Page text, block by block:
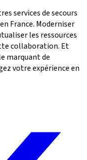
services de secours
France. Moderniser
les ressources
collaboration. Et
marquant de
votre expérience en